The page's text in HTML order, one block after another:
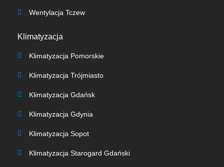
Wentylacja Tczew
Klimatyzacja
Klimatyzacja Pomorskie
Klimatyzacja Trójmiasto
Klimatyzacja Gdańsk
Klimatyzacja Gdynia
Klimatyzacja Sopot
Klimatyzacja Starogard Gdański